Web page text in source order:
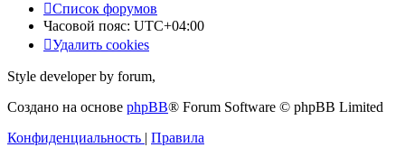
Список форумов
Часовой пояс: UTC+04:00
Удалить cookies
Style developer by forum,
Создано на основе phpBB® Forum Software © phpBB Limited
Конфиденциальность | Правила